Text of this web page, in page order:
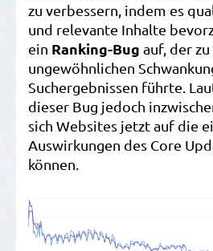
zu verbessern, indem es
und relevante Inhalte
ein Ranking-Bug auf, der
ungewöhnlichen
Suchergebnissen führte.
dieser Bug jedoch
sich Websites jetzt auf die
Auswirkungen des Core
können.